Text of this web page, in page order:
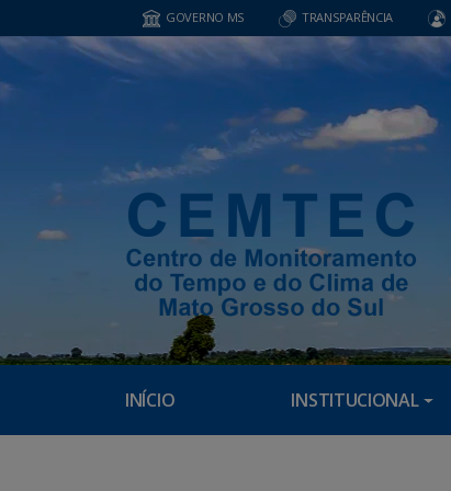
GOVERNO MS TRANSPARÊNCIA
INÍCIO INSTITUCIONAL